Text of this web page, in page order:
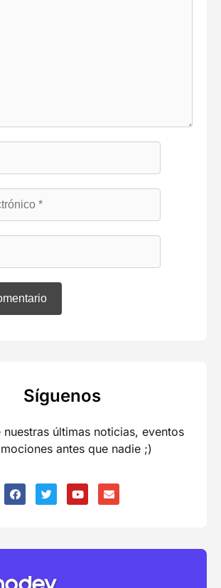
Síguenos
nuestras últimas noticias, eventos
antes que nadie ;)